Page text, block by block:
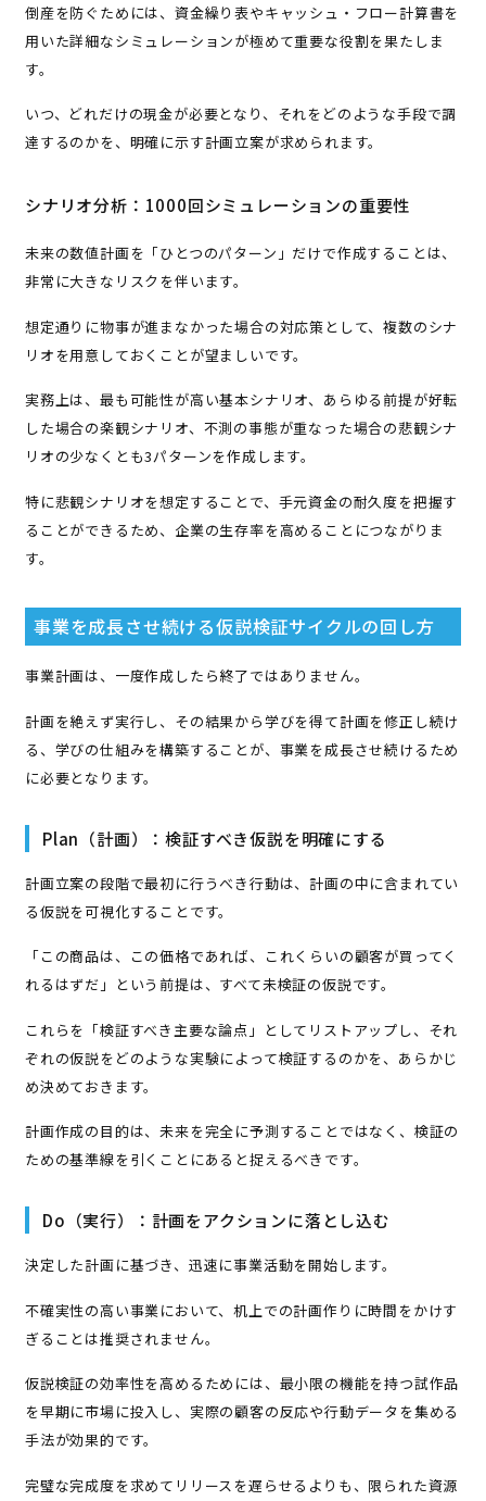
倒産を防ぐためには、資金繰り表やキャッシュ・フロー計算書を
用いた詳細なシミュレーションが極めて重要な役割を果たしま
す。
いつ、どれだけの現金が必要となり、それをどのような手段で調
達するのかを、明確に示す計画立案が求められます。
シナリオ分析：1000回シミュレーションの重要性
未来の数値計画を「ひとつのパターン」だけで作成することは、
非常に大きなリスクを伴います。
想定通りに物事が進まなかった場合の対応策として、複数のシナ
リオを用意しておくことが望ましいです。
実務上は、最も可能性が高い基本シナリオ、あらゆる前提が好転
した場合の楽観シナリオ、不測の事態が重なった場合の悲観シナ
リオの少なくとも3パターンを作成します。
特に悲観シナリオを想定することで、手元資金の耐久度を把握す
ることができるため、企業の生存率を高めることにつながりま
す。
事業を成長させ続ける仮説検証サイクルの回し方
事業計画は、一度作成したら終了ではありません。
計画を絶えず実行し、その結果から学びを得て計画を修正し続け
る、学びの仕組みを構築することが、事業を成長させ続けるため
に必要となります。
Plan（計画）：検証すべき仮説を明確にする
計画立案の段階で最初に行うべき行動は、計画の中に含まれてい
る仮説を可視化することです。
「この商品は、この価格であれば、これくらいの顧客が買ってく
れるはずだ」という前提は、すべて未検証の仮説です。
これらを「検証すべき主要な論点」としてリストアップし、それ
ぞれの仮説をどのような実験によって検証するのかを、あらかじ
め決めておきます。
計画作成の目的は、未来を完全に予測することではなく、検証の
ための基準線を引くことにあると捉えるべきです。
Do（実行）：計画をアクションに落とし込む
決定した計画に基づき、迅速に事業活動を開始します。
不確実性の高い事業において、机上での計画作りに時間をかけす
ぎることは推奨されません。
仮説検証の効率性を高めるためには、最小限の機能を持つ試作品
を早期に市場に投入し、実際の顧客の反応や行動データを集める
手法が効果的です。
完璧な完成度を求めてリリースを遅らせるよりも、限られた資源